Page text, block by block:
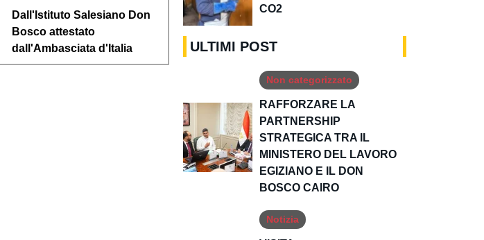
Dall'Istituto Salesiano Don
Bosco attestato
dall'Ambasciata d'Italia
CO2
ULTIMI POST
Non categorizzato
RAFFORZARE LA
PARTNERSHIP
STRATEGICA TRA IL
MINISTERO DEL LAVORO
EGIZIANO E IL DON
BOSCO CAIRO
Notizia